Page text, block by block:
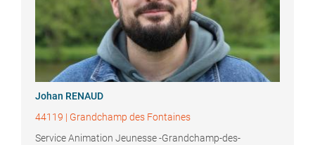
Johan RENAUD
44119 | Grandchamp des Fontaines
Service Animation Jeunesse -Grandchamp-des-